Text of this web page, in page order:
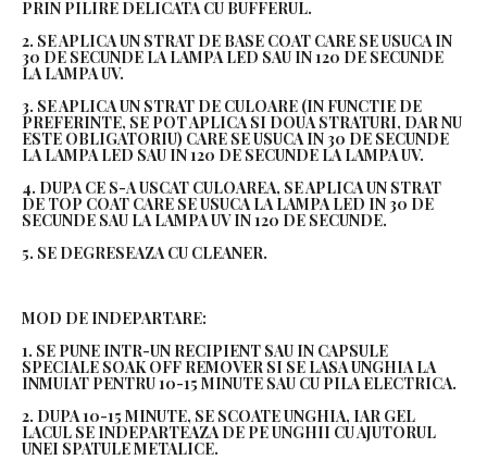
PRIN PILIRE DELICATA CU BUFFERUL.
2. SE APLICA UN STRAT DE BASE COAT CARE SE USUCA IN
30 DE SECUNDE LA LAMPA LED SAU IN 120 DE SECUNDE
LA LAMPA UV.
3. SE APLICA UN STRAT DE CULOARE (IN FUNCTIE DE
PREFERINTE, SE POT APLICA SI DOUA STRATURI, DAR NU
ESTE OBLIGATORIU) CARE SE USUCA IN 30 DE SECUNDE
LA LAMPA LED SAU IN 120 DE SECUNDE LA LAMPA UV.
4. DUPA CE S-A USCAT CULOAREA, SE APLICA UN STRAT
DE TOP COAT CARE SE USUCA LA LAMPA LED IN 30 DE
SECUNDE SAU LA LAMPA UV IN 120 DE SECUNDE.
5. SE DEGRESEAZA CU CLEANER.
MOD DE INDEPARTARE:
1. SE PUNE INTR-UN RECIPIENT SAU IN CAPSULE
SPECIALE SOAK OFF REMOVER SI SE LASA UNGHIA LA
INMUIAT PENTRU 10-15 MINUTE SAU CU PILA ELECTRICA.
2. DUPA 10-15 MINUTE, SE SCOATE UNGHIA, IAR GEL
LACUL SE INDEPARTEAZA DE PE UNGHII CU AJUTORUL
UNEI SPATULE METALICE.